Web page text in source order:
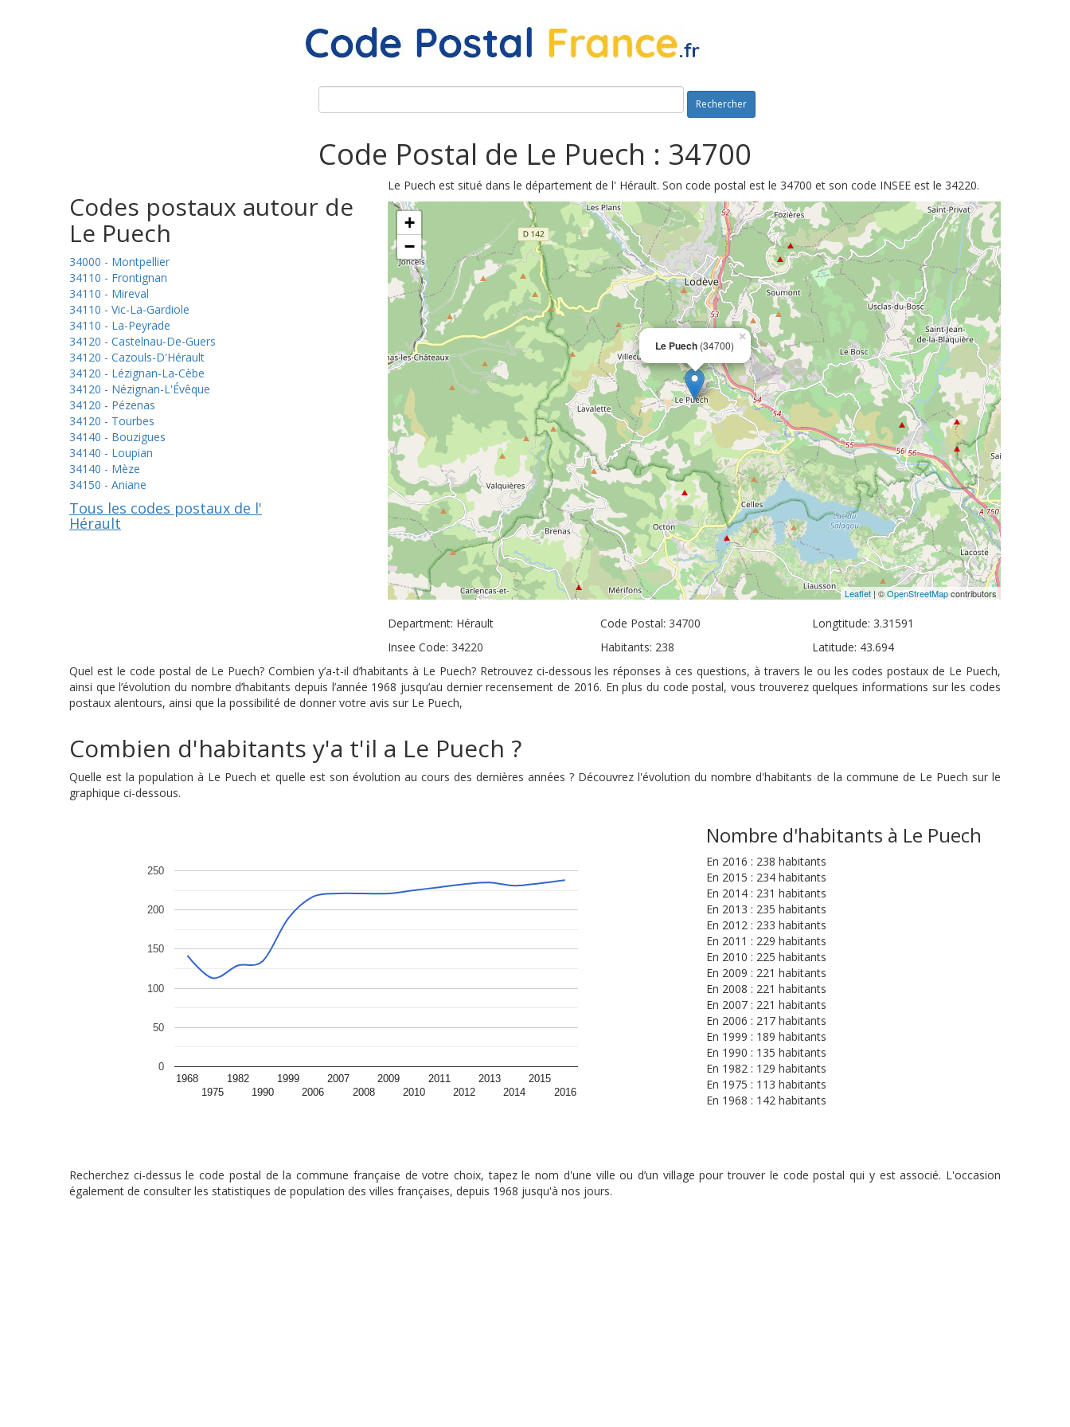
Rechercher
Code Postal de Le Puech : 34700
Codes postaux autour de
Le Puech
34000 - Montpellier
34110 - Frontignan
34110 - Mireval
34110 - Vic-La-Gardiole
34110 - La-Peyrade
34120 - Castelnau-De-Guers
34120 - Cazouls-D'Hérault
34120 - Lézignan-La-Cèbe
34120 - Nézignan-L'Évêque
34120 - Pézenas
34120 - Tourbes
34140 - Bouzigues
34140 - Loupian
34140 - Mèze
34150 - Aniane
Tous les codes postaux de l'
Hérault
Le Puech est situé dans le département de l' Hérault. Son code postal est le 34700 et son code INSEE est le 34220.
Le Puech (34700)
×
+
−
Leaflet| ©OpenStreetMapcontributors
Department: Hérault
Insee Code: 34220
Code Postal: 34700
Habitants: 238
Longtitude: 3.31591
Latitude: 43.694
Quel est le code postal de Le Puech? Combien y’a-t-il d’habitants à Le Puech? Retrouvez ci-dessous les réponses à ces questions, à travers le ou les codes postaux de Le Puech,
ainsi que l’évolution du nombre d’habitants depuis l’année 1968 jusqu’au dernier recensement de 2016. En plus du code postal, vous trouverez quelques informations sur les codes
postaux alentours, ainsi que la possibilité de donner votre avis sur Le Puech,
Combien d'habitants y'a t'il a Le Puech ?
Quelle est la population à Le Puech et quelle est son évolution au cours des dernières années ? Découvrez l'évolution du nombre d'habitants de la commune de Le Puech sur le
graphique ci-dessous.
1968
1975
1982
1990
1999
2006
2007
2008
2009
2010
2011
2012
2013
2014
2015
2016
0
50
100
150
200
250
Nombre d'habitants à Le Puech
En 2016 : 238 habitants
En 2015 : 234 habitants
En 2014 : 231 habitants
En 2013 : 235 habitants
En 2012 : 233 habitants
En 2011 : 229 habitants
En 2010 : 225 habitants
En 2009 : 221 habitants
En 2008 : 221 habitants
En 2007 : 221 habitants
En 2006 : 217 habitants
En 1999 : 189 habitants
En 1990 : 135 habitants
En 1982 : 129 habitants
En 1975 : 113 habitants
En 1968 : 142 habitants
Recherchez ci-dessus le code postal de la commune française de votre choix, tapez le nom d'une ville ou d’un village pour trouver le code postal qui y est associé. L'occasion
également de consulter les statistiques de population des villes françaises, depuis 1968 jusqu'à nos jours.